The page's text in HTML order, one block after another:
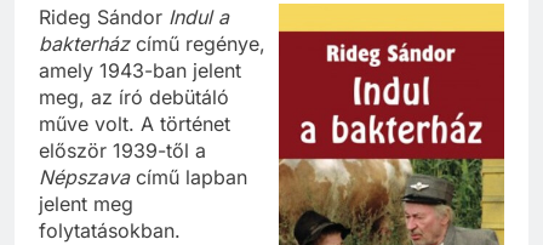
Rideg Sándor Indul a
bakterházcímű regénye,
amely 1943-ban jelent
meg, az író debütáló
műve volt. A történet
először 1939-től a
Népszavacímű lapban
jelent meg
folytatásokban.